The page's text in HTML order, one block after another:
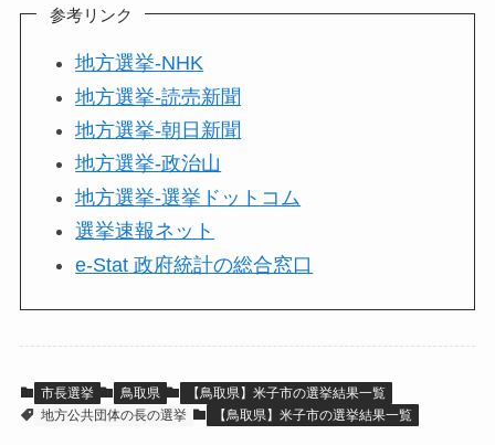
参考リンク
地方選挙-NHK
地方選挙-読売新聞
地方選挙-朝日新聞
地方選挙-政治山
地方選挙-選挙ドットコム
選挙速報ネット
e-Stat 政府統計の総合窓口
市長選挙 鳥取県
【鳥取県】米子市の選挙結果一覧
地方公共団体の長の選挙
【鳥取県】米子市の選挙結果一覧